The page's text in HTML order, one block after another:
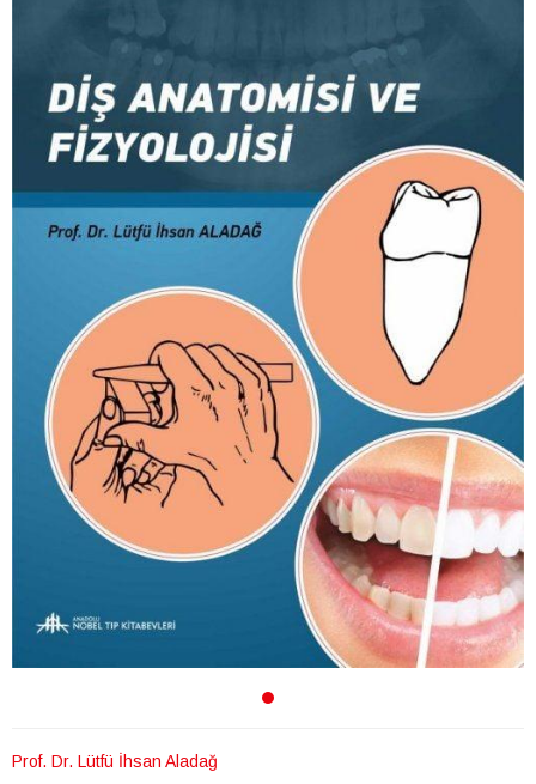
Prof. Dr. Lütfü İhsan Aladağ